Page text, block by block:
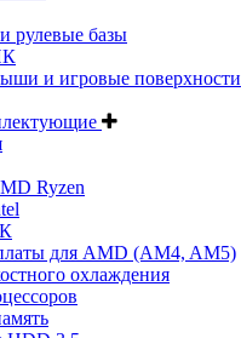
рулевые базы
и игровые поверхности
Ryzen
для AMD (AM4, AM5)
охлаждения